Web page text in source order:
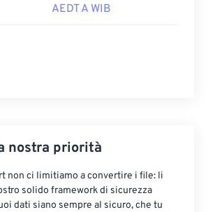
AEDT A WIB
nostra priorità
non ci limitiamo a convertire i file: li
solido framework di sicurezza
dati siano sempre al sicuro, che tu